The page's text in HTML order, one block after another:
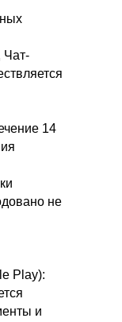
Чат-
14
не
Play):
и